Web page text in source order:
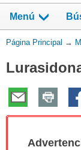
Menú
de
Usted
aquí:
Página Principal →